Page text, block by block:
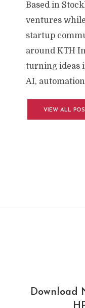
Based in
ventures
startup
around KTH
turning ideas
AI,
VIEW ALL
Download